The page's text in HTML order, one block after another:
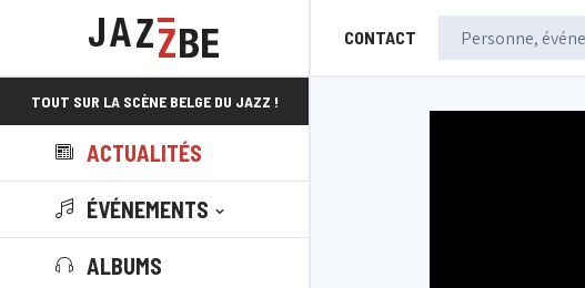
CONTACT
TOUT SUR LA SCÈNE BELGE DU JAZZ !
ACTUALITÉS
ÉVÉNEMENTS
ALBUMS